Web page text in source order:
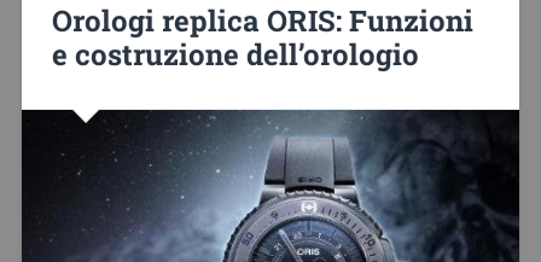
Orologi replica ORIS: Funzioni
e costruzione dell’orologio